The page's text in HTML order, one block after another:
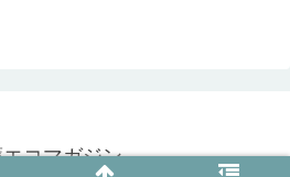
コマガジン